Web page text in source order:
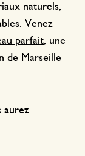
naturels,
Venez
parfait, une
de Marseille
aurez